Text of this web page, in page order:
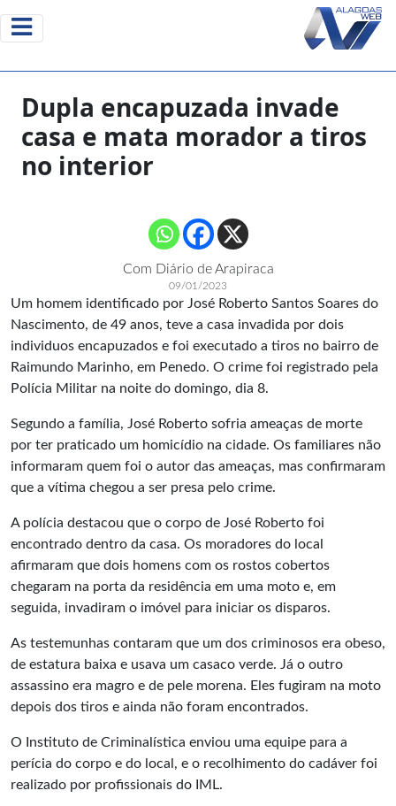
Dupla encapuzada invade
casa e mata morador a tiros
no interior
Com Diário de Arapiraca
09/01/2023
Um homem identificado por José Roberto Santos Soares do
Nascimento, de 49 anos, teve a casa invadida por dois
individuos encapuzados e foi executado a tiros no bairro de
Raimundo Marinho, em Penedo. O crime foi registrado pela
Polícia Militar na noite do domingo, dia 8.
Segundo a família, José Roberto sofria ameaças de morte
por ter praticado um homicídio na cidade. Os familiares não
informaram quem foi o autor das ameaças, mas confirmaram
que a vítima chegou a ser presa pelo crime.
A polícia destacou que o corpo de José Roberto foi
encontrado dentro da casa. Os moradores do local
afirmaram que dois homens com os rostos cobertos
chegaram na porta da residência em uma moto e, em
seguida, invadiram o imóvel para iniciar os disparos.
As testemunhas contaram que um dos criminosos era obeso,
de estatura baixa e usava um casaco verde. Já o outro
assassino era magro e de pele morena. Eles fugiram na moto
depois dos tiros e ainda não foram encontrados.
O Instituto de Criminalística enviou uma equipe para a
perícia do corpo e do local, e o recolhimento do cadáver foi
realizado por profissionais do IML.